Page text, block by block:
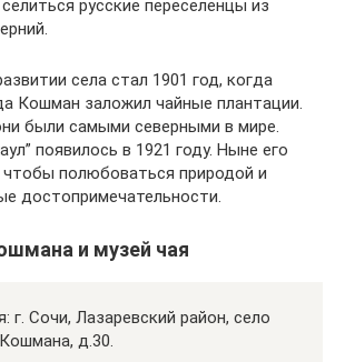
русские переселенцы из
села стал 1901 год, когда
Кошман заложил чайные плантации.
были самыми северными в мире.
появилось в 1921 году. Ныне его
полюбоваться природой и
достопримечательности.
и музей чая
г. Сочи, Лазаревский район, село
д.30.